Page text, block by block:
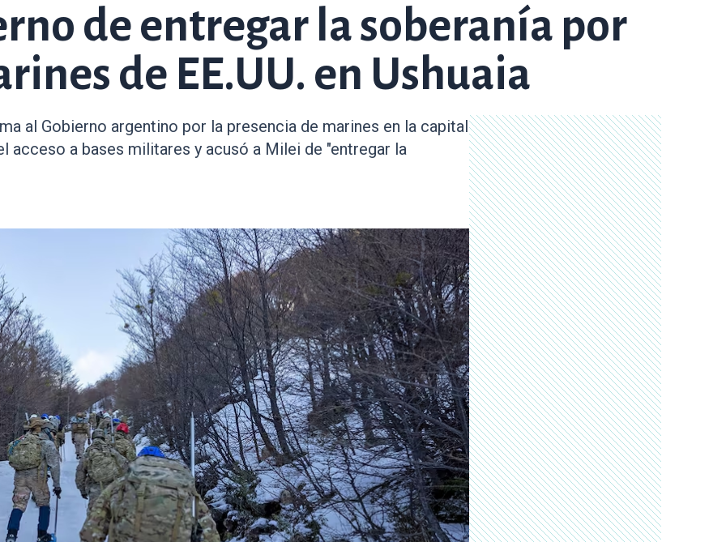
de entregar la soberanía por
de EE.UU. en Ushuaia
al Gobierno argentino por la presencia de marines en la capital
acceso a bases militares y acusó a Milei de "entregar la